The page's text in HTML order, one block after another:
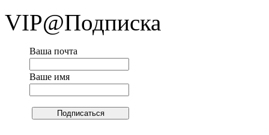
VIP@Подписка
Ваша почта
Ваше имя